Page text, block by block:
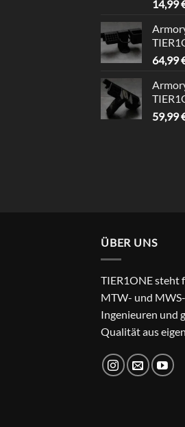
14,99
64,99
59,99
ÜBER UNS
TIER1ONE steht
MTW- und
Ingenieuren und
Qualität aus